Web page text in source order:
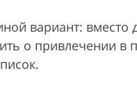
вариант:
о привлечении в